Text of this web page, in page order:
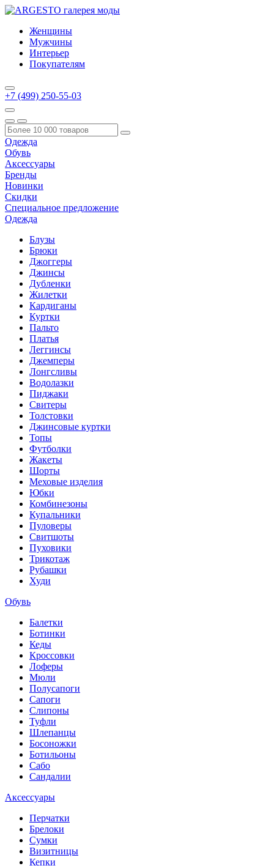
Женщины
Мужчины
Интерьер
Покупателям
+7 (499) 250-55-03
Одежда
Обувь
Аксессуары
Бренды
Новинки
Скидки
Специальное предложение
Одежда
Блузы
Брюки
Джоггеры
Джинсы
Дубленки
Жилетки
Кардиганы
Куртки
Пальто
Платья
Леггинсы
Джемперы
Лонгсливы
Водолазки
Пиджаки
Свитеры
Толстовки
Джинсовые куртки
Топы
Футболки
Жакеты
Шорты
Меховые изделия
Юбки
Комбинезоны
Купальники
Пуловеры
Свитшоты
Пуховики
Трикотаж
Рубашки
Худи
Обувь
Балетки
Ботинки
Кеды
Кроссовки
Лоферы
Мюли
Полусапоги
Сапоги
Слипоны
Туфли
Шлепанцы
Босоножки
Ботильоны
Сабо
Сандалии
Аксессуары
Перчатки
Брелоки
Сумки
Визитницы
Кепки